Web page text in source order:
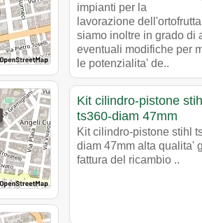
impianti per la
lavorazione
siamo inoltre in grado di
eventuali modifiche per
le potenzialita' de..
Kit cilindro-pistone
ts360-diam 47mm
Kit cilindro-pistone stihl
diam 47mm alta qualita'
fattura del ricambio ..